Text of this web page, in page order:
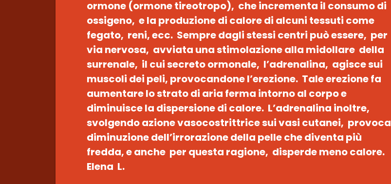
ormone (ormone tireotropo), che incrementa il consumo di
ossigeno, e la produzione di calore di alcuni tessuti come
fegato, reni, ecc. Sempre dagli stessi centri può essere, per
via nervosa, avviata una stimolazione alla midollare della
surrenale, il cui secreto ormonale, l’adrenalina, agisce sui
muscoli dei peli, provocandone l’erezione. Tale erezione fa
aumentare lo strato di aria ferma intorno al corpo e
diminuisce la dispersione di calore. L’adrenalina inoltre,
svolgendo azione vasocostrittrice sui vasi cutanei, provoca
diminuzione dell’irrorazione della pelle che diventa più
fredda, e anche per questa ragione, disperde meno calore.
Elena L.